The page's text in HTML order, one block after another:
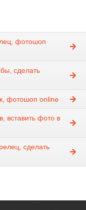
фотошоп
сделать
фотошоп online
вставить фото в
сделать